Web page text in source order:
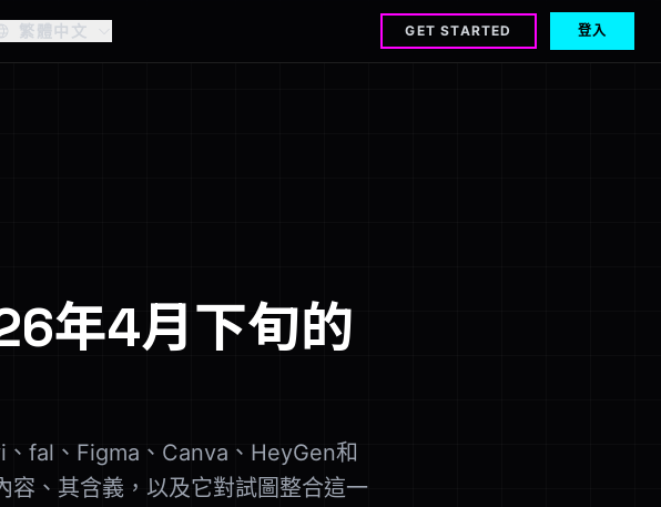
繁體中文 GET STARTED 登入
年4月下旬的
fal、Figma、Canva、HeyGen和
、其含義，以及它對試圖整合這一